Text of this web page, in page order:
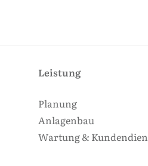
Leistung
Planung
Anlagenbau
Wartung &